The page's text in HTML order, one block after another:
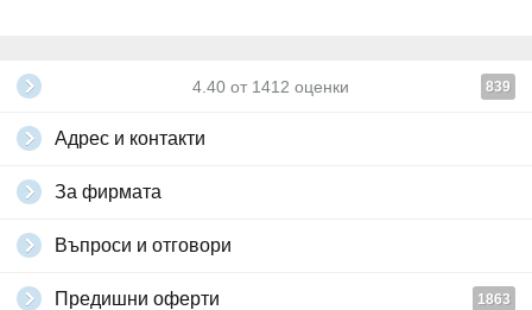
4.40 от 1412 оценки 839
Адрес и контакти
За фирмата
Въпроси и отговори
Предишни оферти 1863